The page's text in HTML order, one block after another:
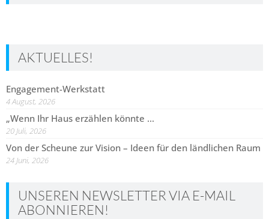
AKTUELLES!
Engagement-Werkstatt
4 August, 2026
„Wenn Ihr Haus erzählen könnte …
20 Juli, 2026
Von der Scheune zur Vision – Ideen für den ländlichen Raum
24 Juni, 2026
UNSEREN NEWSLETTER VIA E-MAIL
ABONNIEREN!